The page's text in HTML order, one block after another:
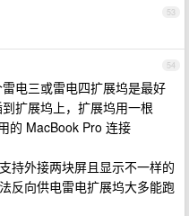
53
54
电三或雷电四扩展坞是最好
扩展坞上，扩展坞用一根
的 MacBook Pro 连接
持外接两块屏且显示不一样的
反向供电雷电扩展坞大多能跑